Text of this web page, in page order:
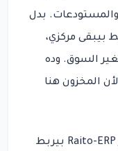
والمستودعات. بدل
مركزي،
السوق. وده
المخزون هنا
الأهم إن التخطيط الاستراتيجي عبر Raito-ERP بيربط